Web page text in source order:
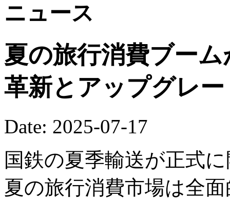
ニュース
夏の旅行消費ブー
革新とアップグレー
Date: 2025-07-17
国鉄の夏季輸送が正式
夏の旅行消費市場は全